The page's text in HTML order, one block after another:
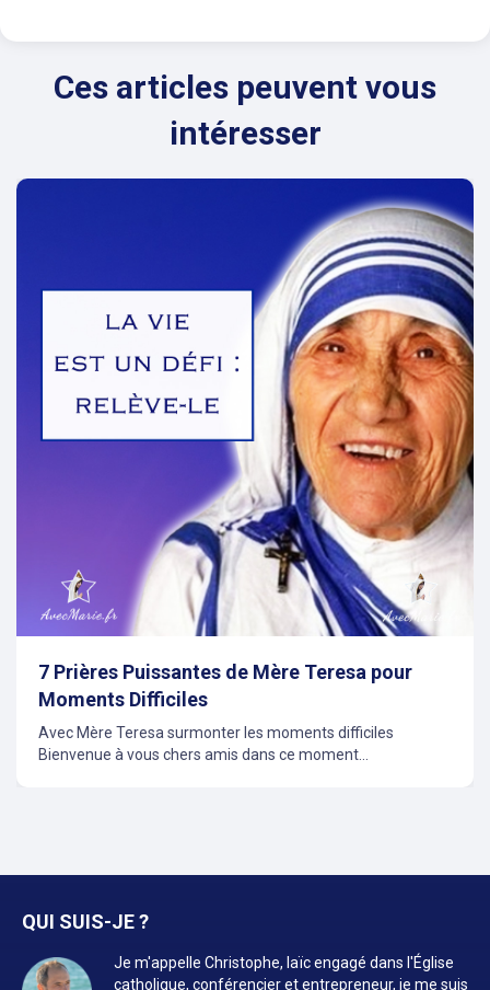
Ces articles peuvent vous
intéresser
7 Prières Puissantes de Mère Teresa pour
Moments Difficiles
Avec Mère Teresa surmonter les moments difficiles
Bienvenue à vous chers amis dans ce moment...
QUI SUIS-JE ?
Je m'appelle Christophe, laïc engagé dans l'Église
catholique, conférencier et entrepreneur, je me suis